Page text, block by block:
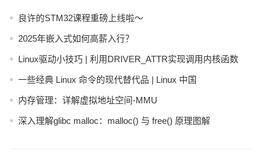
良许的STM32课程重磅上线啦～
2025年嵌入式如何高薪入行？
Linux驱动小技巧 | 利用DRIVER_ATTR实现调用内核函数
一些经典 Linux 命令的现代替代品 | Linux 中国
内存管理：详解虚拟地址空间-MMU
深入理解glibc malloc：malloc() 与 free() 原理图解